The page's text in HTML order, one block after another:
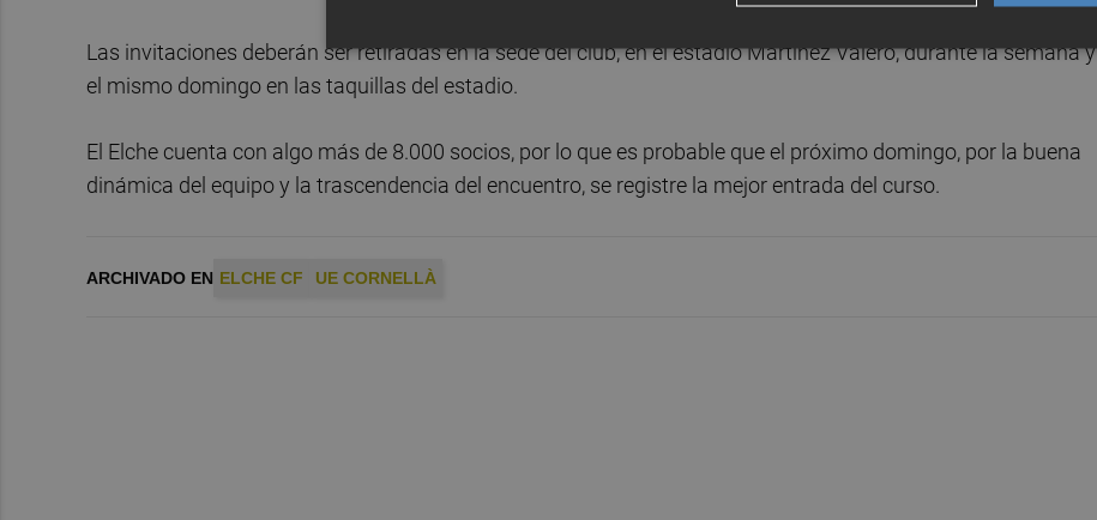
Las invitaciones deberán ser retiradas en la sede del club, en el estadio Martínez Valero, durante la semana y
el mismo domingo en las taquillas del estadio.
El Elche cuenta con algo más de 8.000 socios, por lo que es probable que el próximo domingo, por la buena
dinámica del equipo y la trascendencia del encuentro, se registre la mejor entrada del curso.
ARCHIVADO EN ELCHE CF UE CORNELLÀ